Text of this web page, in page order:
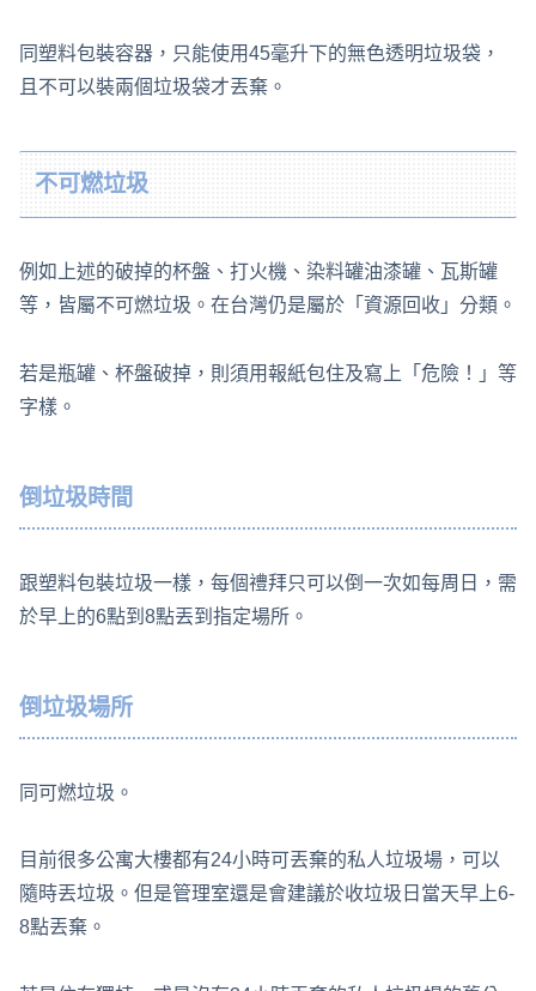
同塑料包裝容器，只能使用45毫升下的無色透明垃圾袋，
且不可以裝兩個垃圾袋才丟棄。
不可燃垃圾
例如上述的破掉的杯盤、打火機、染料罐油漆罐、瓦斯罐
等，皆屬不可燃垃圾。在台灣仍是屬於「資源回收」分類。
若是瓶罐、杯盤破掉，則須用報紙包住及寫上「危險！」等
字樣。
倒垃圾時間
跟塑料包裝垃圾一樣，每個禮拜只可以倒一次如每周日，需
於早上的6點到8點丟到指定場所。
倒垃圾場所
同可燃垃圾。
目前很多公寓大樓都有24小時可丟棄的私人垃圾場，可以
隨時丟垃圾。但是管理室還是會建議於收垃圾日當天早上6-
8點丟棄。